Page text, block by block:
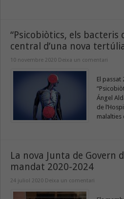
“Psicobiòtics, els
central d’una nova
10 novembre 2020 Deixa un comentari
El passat
Ángel
de
malalties
La nova Junta de Govern
mandat 2020-2024
24 juliol 2020 Deixa un comentari